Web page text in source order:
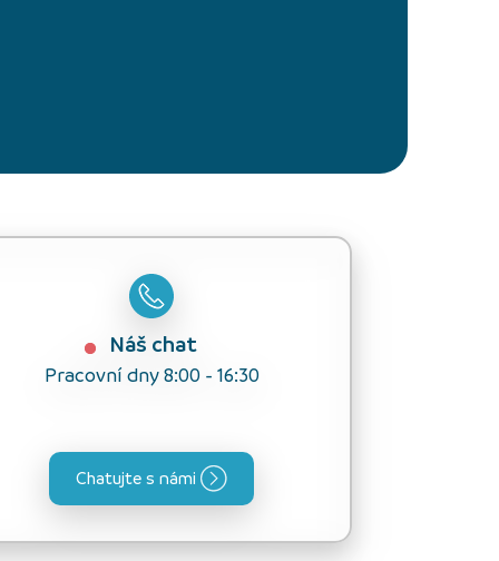
Náš chat
Pracovní dny 8:00 - 16:30
Chatujte s námi